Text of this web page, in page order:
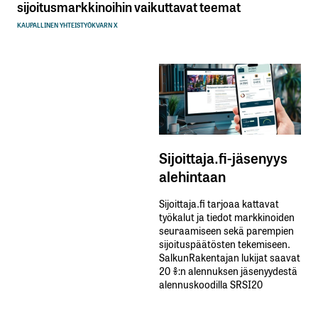
sijoitusmarkkinoihin vaikuttavat teemat
KAUPALLINEN YHTEISTYÖKVARN X
Sijoittaja.fi-jäsenyys
alehintaan
Sijoittaja.fi tarjoaa kattavat
työkalut ja tiedot markkinoiden
seuraamiseen sekä parempien
sijoituspäätösten tekemiseen.
SalkunRakentajan lukijat saavat
20 %:n alennuksen jäsenyydestä
alennuskoodilla SRSI20